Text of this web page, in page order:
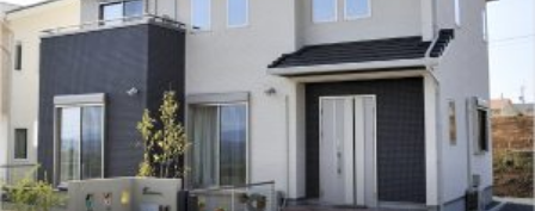
注文住宅
戸建分譲 住宅
リフォーム